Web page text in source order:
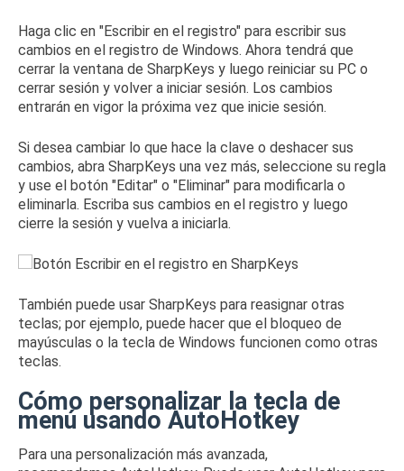
Haga clic en "Escribir en el registro" para escribir sus
cambios en el registro de Windows. Ahora tendrá que
cerrar la ventana de SharpKeys y luego reiniciar su PC o
cerrar sesión y volver a iniciar sesión. Los cambios
entrarán en vigor la próxima vez que inicie sesión.
Si desea cambiar lo que hace la clave o deshacer sus
cambios, abra SharpKeys una vez más, seleccione su regla
y use el botón "Editar" o "Eliminar" para modificarla o
eliminarla. Escriba sus cambios en el registro y luego
cierre la sesión y vuelva a iniciarla.
También puede usar SharpKeys para reasignar otras
teclas; por ejemplo, puede hacer que el bloqueo de
mayúsculas o la tecla de Windows funcionen como otras
teclas.
Cómo personalizar la tecla de
menú usando AutoHotkey
Para una personalización más avanzada,